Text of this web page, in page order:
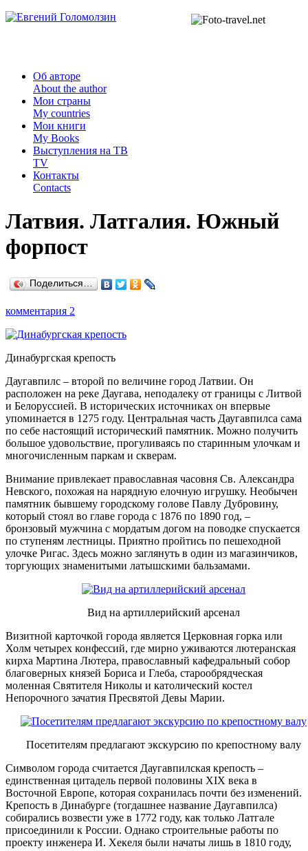
Об авторе
About the author
Мои страны
My countries
Мои книги
My Books
Выступления на ТВ
TV
Контакты
Contacts
Латвия. Латгалия. Южный
форпост
Поделиться…
комментария 2
Динабургская крепость
Даугавпилс – второй по величине город Латвии. Он
расположен на реке Даугава, неподалеку от границы с Литвой
и Белоруссией. В исторических источниках он впервые
упоминается в 1275 году. Центральная часть Даугавпилса сама
по себе настоящий исторический памятник. Можно получить
большое удовольствие, прогуливаясь по старинным улочкам и
многочисленным паркам и скверам.
Внимание привлекает православная часовня Св. Александра
Невского, похожая на нарядную елочную игрушку. Необычен
памятник бывшему городскому голове Павлу Дубровину,
который стоял во главе города с 1876 по 1890 год, –
бронзовый мужчина с мордатым догом на поводке спускается
по ступеням лестницы. Приятно пройтись по пешеходной
улочке Ригас. Здесь можно заглянуть в один из магазинчиков,
торгующих знаменитыми латышскими бальзамами.
Вид на артиллерийский арсенал
Визитной карточкой города является Церковная горка или
Холм четырех конфессий, где мирно уживаются лютеранская
кирха Мартина Лютера, православный кафедральный собор
благоверных князей Бориса и Глеба, старообрядческая
моленная Святителя Николы и католический костел
Непорочного зачатия Пресвятой Девы Марии.
Посетителям предлагают экскурсию по крепостному валу
Символом города считается Даугавпилская крепость –
единственная цитадель первой половины XIX века в
Восточной Европе, которая сохранилась почти без изменений.
Крепость в Динабурге (тогдашнее название Даугавпилса)
собирались возвести уже в 1772 году, как только Латгале
присоединили к России. Однако строительные работы по
проекту инженера И. Хекеля были начаты лишь в 1810 году,